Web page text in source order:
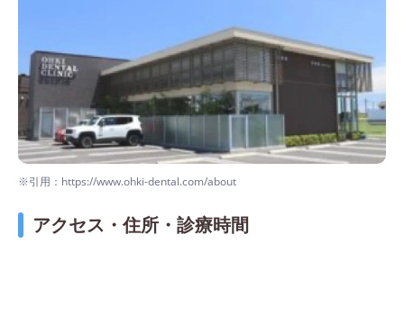
※引用：https://www.ohki-dental.com/about
アクセス・住所・診療時間